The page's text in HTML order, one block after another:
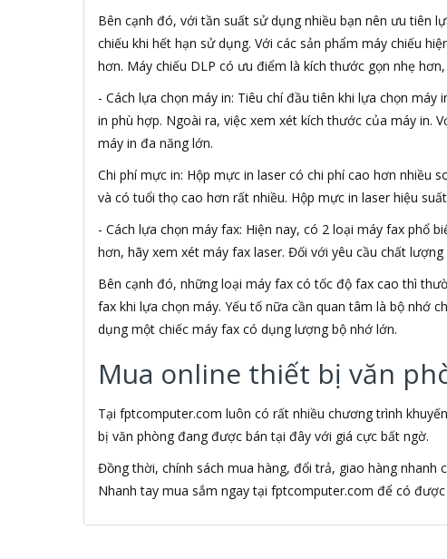
ABCNOVEL
Abel
Abo
ACASIS
Acatel
Acbel
Accer
ACCESS
Ace
ACE PLUS
Acer
ACGAM
Acnos
ACTIONTEC
ADAPTOR
ADATA USA
ADB
ADD
ADDLOGIX
ADEP
ADESSO
Adidas
AeroCool
Bên cạnh đó, với tần suất sử dụng nhiều bạn nên ưu tiên
chiếu khi hết hạn sử dụng. Với các sản phẩm máy chiếu
hơn. Máy chiếu DLP có ưu điểm là kích thước gọn nhẹ
- Cách lựa chọn máy in: Tiêu chí đầu tiên khi lựa chọn
in phù hợp. Ngoài ra, việc xem xét kích thước của máy in.
máy in đa năng lớn.
Chi phí mực in: Hộp mực in laser có chi phí cao hơn nhiều
và có tuổi thọ cao hơn rất nhiều. Hộp mực in laser hiệu
- Cách lựa chọn máy fax: Hiện nay, có 2 loại máy fax phổ
hơn, hãy xem xét máy fax laser. Đối với yêu cầu chất
Bên cạnh đó, những loại máy fax có tốc độ fax cao thì
fax khi lựa chọn máy. Yếu tố nữa cần quan tâm là bộ nhớ
dụng một chiếc máy fax có dụng lượng bộ nhớ lớn.
Mua online thiết bị văn
Tại fptcomputer.com luôn có rất nhiều chương trình
bị văn phòng đang được bán tại đây với giá cực bất ngờ.
Đồng thời, chính sách mua hàng, đổi trả, giao hàng
Nhanh tay mua sắm ngay tại fptcomputer.com để có